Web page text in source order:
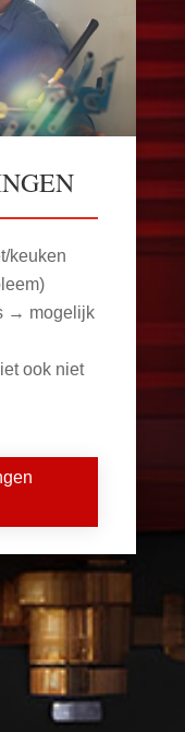
keuken
→ mogelijk
ook niet